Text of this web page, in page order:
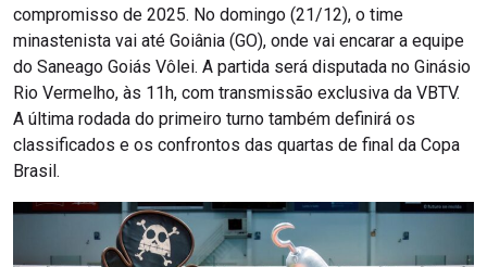
compromisso de 2025. No domingo (21/12), o time
minastenista vai até Goiânia (GO), onde vai encarar a equipe
do Saneago Goiás Vôlei. A partida será disputada no Ginásio
Rio Vermelho, às 11h, com transmissão exclusiva da VBTV.
A última rodada do primeiro turno também definirá os
classificados e os confrontos das quartas de final da Copa
Brasil.